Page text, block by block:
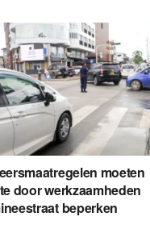
moeten
door werkzaamheden
beperken